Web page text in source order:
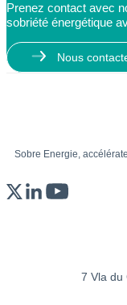
Prenez contact avec
sobriété énergétique
Nous
Sobre Energie,
7 Vla du